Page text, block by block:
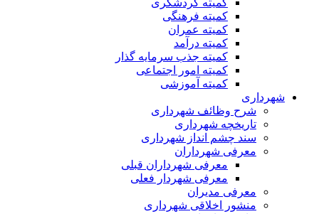
کمیته گردشگری
کمیته فرهنگی
کمیته عمران
کمیته درآمد
کمیته جذب سرمایه گذار
کمیته امور اجتماعی
کمیته آموزشی
شهرداری
شرح وظائف شهرداری
تاریخچه شهرداری
سند چشم انداز شهرداری
معرفی شهرداران
معرفی شهرداران قبلی
معرفی شهردار فعلی
معرفی مدیران
منشور اخلاقی شهرداری